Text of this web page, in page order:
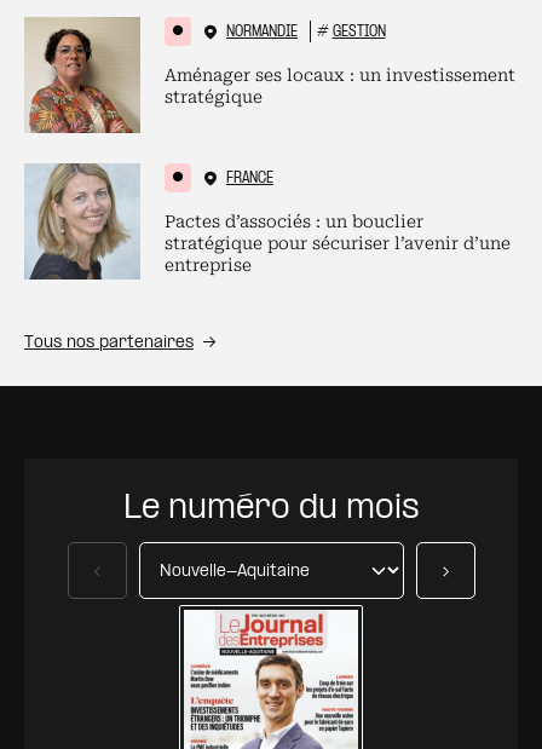
NORMANDIE # GESTION
Aménager ses locaux : un investissement
stratégique
FRANCE
Pactes d’associés : un bouclier
stratégique pour sécuriser l’avenir d’une
entreprise
Tous nos partenaires
Le numéro du mois
Précédent Suivant